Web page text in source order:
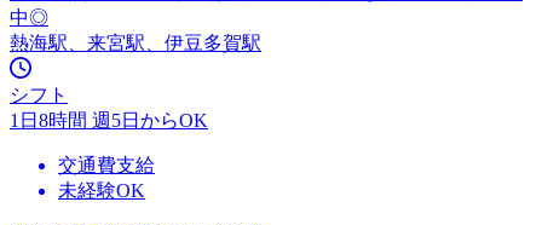
中◎
熱海駅、来宮駅、伊豆多賀駅
シフト
1日8時間 週5日からOK
交通費支給
未経験OK